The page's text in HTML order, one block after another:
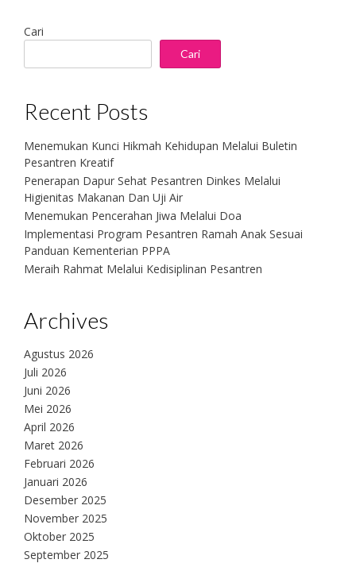
Cari
Cari
Recent Posts
Menemukan Kunci Hikmah Kehidupan Melalui Buletin
Pesantren Kreatif
Penerapan Dapur Sehat Pesantren Dinkes Melalui
Higienitas Makanan Dan Uji Air
Menemukan Pencerahan Jiwa Melalui Doa
Implementasi Program Pesantren Ramah Anak Sesuai
Panduan Kementerian PPPA
Meraih Rahmat Melalui Kedisiplinan Pesantren
Archives
Agustus 2026
Juli 2026
Juni 2026
Mei 2026
April 2026
Maret 2026
Februari 2026
Januari 2026
Desember 2025
November 2025
Oktober 2025
September 2025